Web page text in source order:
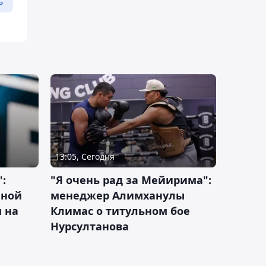
на
13:05, Сегодня
"Я очень рад за Мейирима":
менеджер Алимханулы
Климас о титульном бое
Нурсултанова